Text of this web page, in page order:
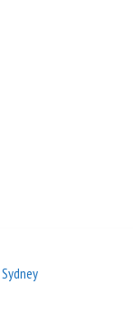
Sydney